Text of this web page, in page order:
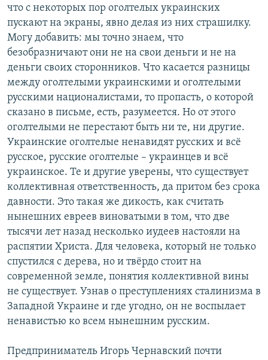
что с некоторых пор оголтелых украинских
пускают на экраны, явно делая из них страшилку.
Могу добавить: мы точно знаем, что
безобразничают они не на свои деньги и не на
деньги своих сторонников. Что касается разницы
между оголтелыми украинскими и оголтелыми
русскими националистами, то пропасть, о которой
сказано в письме, есть, разумеется. Но от этого
оголтелыми не перестают быть ни те, ни другие.
Украинские оголтелые ненавидят русских и всё
русское, русские оголтелые – украинцев и всё
украинское. Те и другие уверены, что существует
коллективная ответственность, да притом без срока
давности. Это такая же дикость, как считать
нынешних евреев виноватыми в том, что две
тысячи лет назад несколько иудеев настояли на
распятии Христа. Для человека, который не только
спустился с дерева, но и твёрдо стоит на
современной земле, понятия коллективной вины
не существует. Узнав о преступлениях сталинизма в
Западной Украине и где угодно, он не воспылает
ненавистью ко всем нынешним русским.
Предприниматель Игорь Чернавский почти